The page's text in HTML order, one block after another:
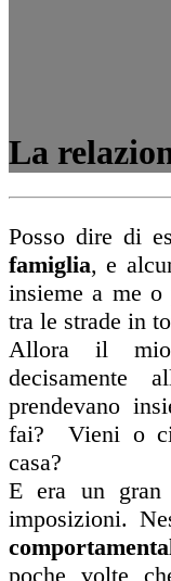
La
Posso dire di
famiglia, e
insieme a me
tra le strade in
Allora il
prendevano
fai? Vieni o ci
casa?
E era un gran
imposizioni.
poche volte